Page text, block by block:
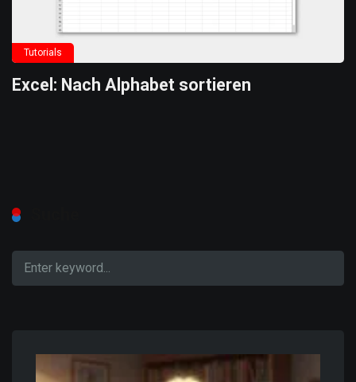
Tutorials
Excel: Nach Alphabet sortieren